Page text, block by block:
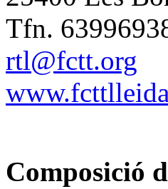
Tfn.
rtl@fctt.org
Composició